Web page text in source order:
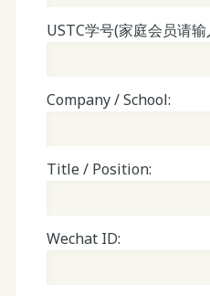
USTC学号(家庭会员请
Company / School:
Title / Position:
Wechat ID: